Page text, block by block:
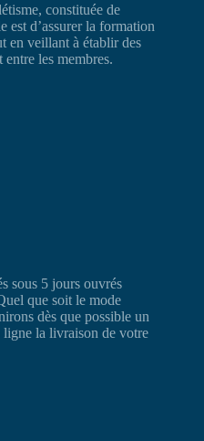
constituée de
est d’assurer la formation
en veillant à établir des
entre les membres.
sous 5 jours ouvrés
que soit le mode
dès que possible un
la livraison de votre